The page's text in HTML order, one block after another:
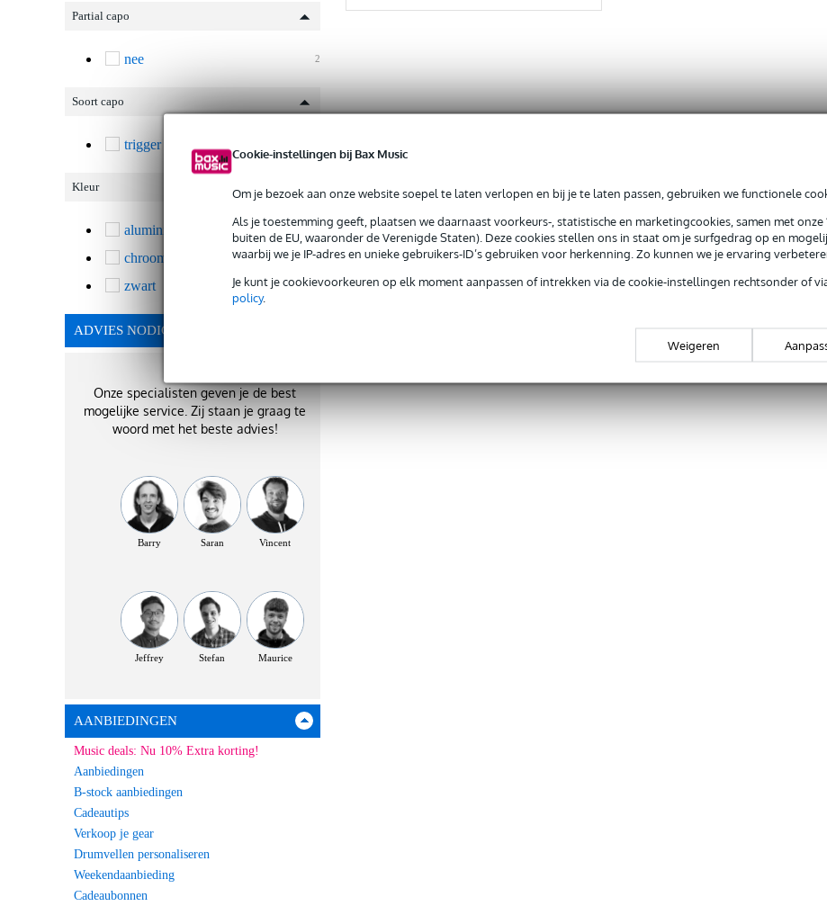
Cookie-instellingen bij Bax Music
Om je bezoek aan onze website soepel te laten verlopen en bij je te laten passen, gebruiken we functionele
Als je toestemming geeft, plaatsen we daarnaast voorkeurs-, statistische en marketingcookies, samen met
buiten de EU, waaronder de Verenigde Staten). Deze cookies stellen ons in staat om je surfgedrag op en
waarbij we je IP-adres en unieke gebruikers-ID’s gebruiken voor herkenning. Zo kunnen we je ervaring
Je kunt je cookievoorkeuren op elk moment aanpassen of intrekken via de cookie-instellingen rechtsonder of
policy.
Weigeren
Partial capo
2
nee
Soort capo
trigger capo (klem)
Kleur
aluminium / staal / zilver
1
chroom
1
zwart
ADVIES NODIG?
Onze specialisten geven je de best
mogelijke service. Zij staan je graag te
woord met het beste advies!
Barry Saran Vincent
Jeffrey Stefan Maurice
AANBIEDINGEN
Music deals: Nu 10% Extra korting!
Aanbiedingen
B-stock aanbiedingen
Cadeautips
Verkoop je gear
Drumvellen personaliseren
Weekendaanbieding
Cadeaubonnen